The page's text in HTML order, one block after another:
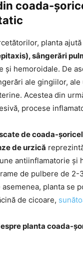
coada-
planta ajută
sângerări
și hemoroidale. De
ale gingiilor, ale
Acestea din
procese
de coada-
de urzică
antiinflamatorie și
de pulbere de 2-
planta se
de cicoare,
planta coada-